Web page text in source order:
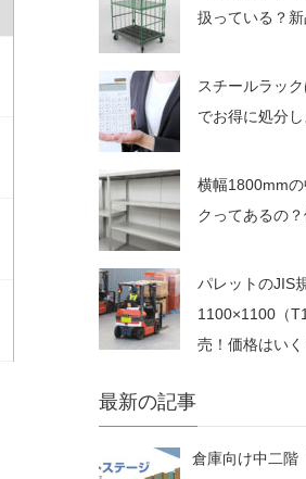
扱っている？
スチールラッ
でお得に処分し
横幅1800mm
クってあるの
パレットのJIS
1100×1100（
売！価格はいく
最新の記事
倉庫向け中二階